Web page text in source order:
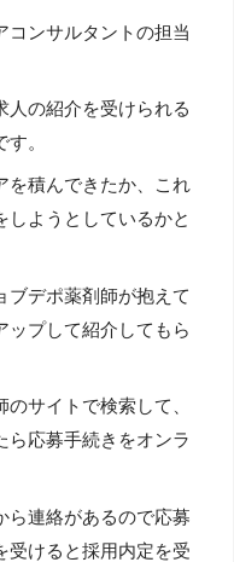
コンサルタントの担当
人の紹介を受けられる
。
を積んできたか、これ
しようとしているかと
ブデポ薬剤師が抱えて
ップして紹介してもら
サイトで検索して、
ら応募手続きをオンラ
ら連絡があるので応募
受けると採用内定を受